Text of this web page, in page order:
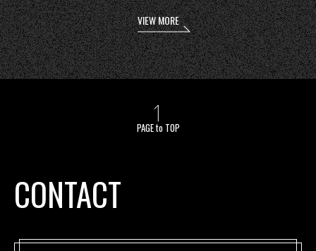
VIEW MORE
PAGE to TOP
CONTACT